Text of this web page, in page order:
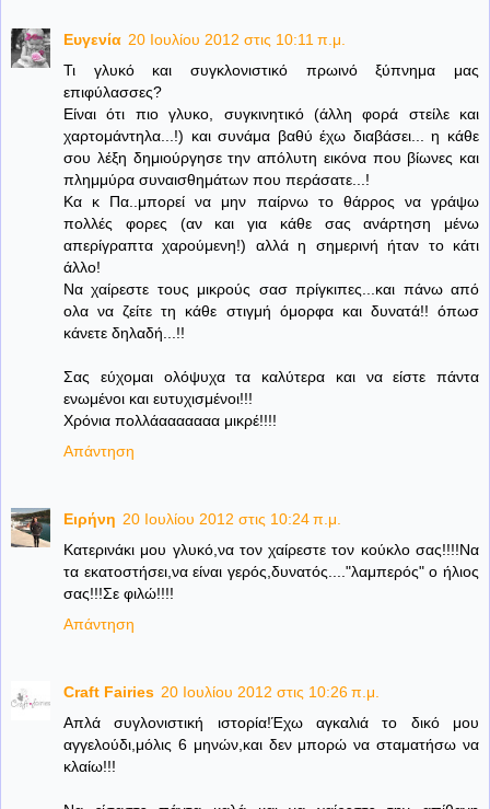
Ευγενία 20 Ιουλίου 2012 στις 10:11 π.μ.
Τι γλυκό και συγκλονιστικό πρωινό ξύπνημα μας
επιφύλασσες?
Είναι ότι πιο γλυκο, συγκινητικό (άλλη φορά στείλε και
χαρτομάντηλα...!) και συνάμα βαθύ έχω διαβάσει... η κάθε
σου λέξη δημιούργησε την απόλυτη εικόνα που βίωνες και
πλημμύρα συναισθημάτων που περάσατε...!
Κα κ Πα..μπορεί να μην παίρνω το θάρρος να γράψω
πολλές φορες (αν και για κάθε σας ανάρτηση μένω
απερίγραπτα χαρούμενη!) αλλά η σημερινή ήταν το κάτι
άλλο!
Να χαίρεστε τους μικρούς σασ πρίγκιπες...και πάνω από
ολα να ζείτε τη κάθε στιγμή όμορφα και δυνατά!! όπωσ
κάνετε δηλαδή...!!
Σας εύχομαι ολόψυχα τα καλύτερα και να είστε πάντα
ενωμένοι και ευτυχισμένοι!!!
Χρόνια πολλάααααααα μικρέ!!!!
Απάντηση
Ειρήνη 20 Ιουλίου 2012 στις 10:24 π.μ.
Κατερινάκι μου γλυκό,να τον χαίρεστε τον κούκλο σας!!!!Να
τα εκατοστήσει,να είναι γερός,δυνατός...."λαμπερός" ο ήλιος
σας!!!Σε φιλώ!!!!
Απάντηση
Craft Fairies 20 Ιουλίου 2012 στις 10:26 π.μ.
Απλά συγλονιστική ιστορία!Έχω αγκαλιά το δικό μου
αγγελούδι,μόλις 6 μηνών,και δεν μπορώ να σταματήσω να
κλαίω!!!